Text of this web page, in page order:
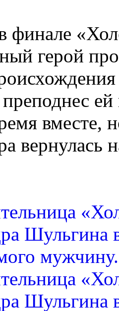
финале
герой
преподнес
вместе,
вернулась